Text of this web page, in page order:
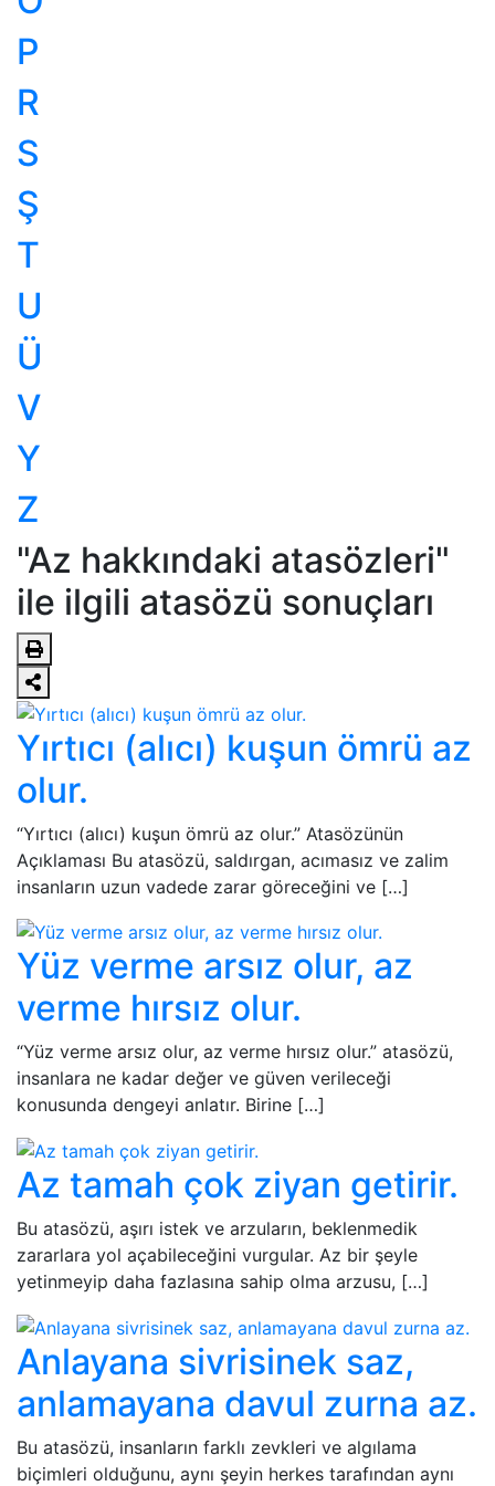
P
R
S
Ş
T
U
Ü
V
Y
Z
"Az hakkındaki atasözleri"
ile ilgili atasözü sonuçları
Yırtıcı (alıcı) kuşun ömrü az
olur.
“Yırtıcı (alıcı) kuşun ömrü az olur.” Atasözünün
Açıklaması Bu atasözü, saldırgan, acımasız ve zalim
insanların uzun vadede zarar göreceğini ve […]
Yüz verme arsız olur, az
verme hırsız olur.
“Yüz verme arsız olur, az verme hırsız olur.” atasözü,
insanlara ne kadar değer ve güven verileceği
konusunda dengeyi anlatır. Birine […]
Az tamah çok ziyan getirir.
Bu atasözü, aşırı istek ve arzuların, beklenmedik
zararlara yol açabileceğini vurgular. Az bir şeyle
yetinmeyip daha fazlasına sahip olma arzusu, […]
Anlayana sivrisinek saz,
anlamayana davul zurna az.
Bu atasözü, insanların farklı zevkleri ve algılama
biçimleri olduğunu, aynı şeyin herkes tarafından aynı